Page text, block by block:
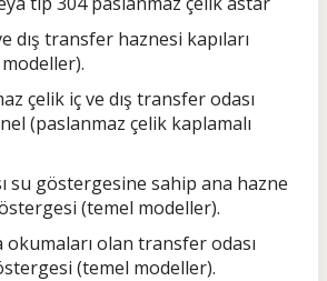
dış transfer haznesi kapıları
çelik iç ve dış transfer odası
(paslanmaz çelik kaplamalı
su göstergesine sahip ana hazne
(temel modeller).
okumaları olan transfer odası
(temel modeller).